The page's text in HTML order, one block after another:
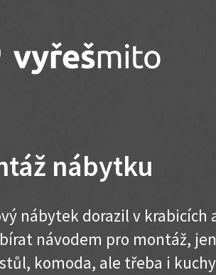
nábytku
nábytek dorazil v krabicích
návodem pro montáž,
komoda, ale třeba i